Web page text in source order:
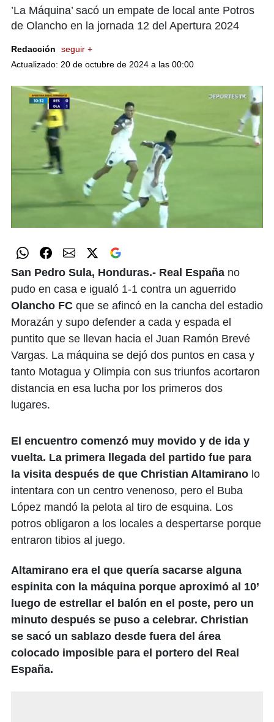
’La Máquina’ sacó un empate de local ante Potros
de Olancho en la jornada 12 del Apertura 2024
Redacción
seguir +
Actualizado: 20 de octubre de 2024 a las 00:00
minute,
0
San Pedro Sula, Honduras.- Real España no
pudo en casa e igualó 1-1 contra un aguerrido
Olancho FC que se afincó en la cancha del estadio
Morazán y supo defender a cada y espada el
puntito que se llevan hacia el Juan Ramón Brevé
Vargas. La máquina se dejó dos puntos en casa y
tanto Motagua y Olimpia con sus triunfos acortaron
distancia en esa lucha por los primeros dos
lugares.
El encuentro comenzó muy movido y de ida y
vuelta. La primera llegada del partido fue para
la visita después de que Christian Altamirano lo
intentara con un centro venenoso, pero el Buba
López mandó la pelota al tiro de esquina. Los
potros obligaron a los locales a despertarse porque
entraron tibios al juego.
Altamirano era el que quería sacarse alguna
espinita con la máquina porque aproximó al 10’
luego de estrellar el balón en el poste, pero un
minuto después se puso a celebrar. Christian
se sacó un sablazo desde fuera del área
colocado imposible para el portero del Real
España.